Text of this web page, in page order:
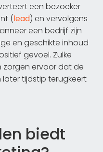
een bezoeker
(lead) en vervolgens
een bedrijf zijn
en geschikte inhoud
gevoel. Zulke
zorgen ervoor dat de
tijdstip terugkeert
biedt